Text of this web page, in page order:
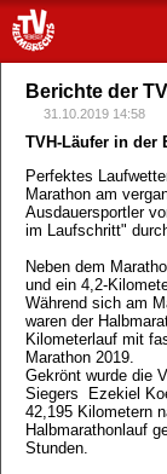
Berichte der
31.10.2019 14:58
TVH-Läufer in der
Perfektes
Marathon am
Ausdauersportler
im Laufschritt"
Neben dem
und ein 4,2-
Während sich am
waren der
Kilometerlauf mit
Marathon 2019.
Gekrönt wurde die
Siegers Ezekiel
42,195 Kilometern
Halbmarathonlauf
Stunden.